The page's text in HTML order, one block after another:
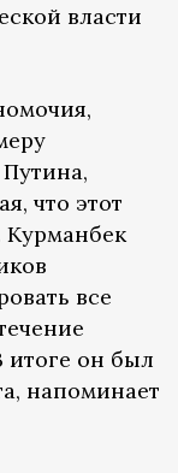
власти
что этот
Курманбек
все
итоге он был
напоминает